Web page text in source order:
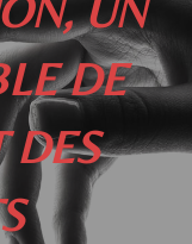
UN
DE
DES